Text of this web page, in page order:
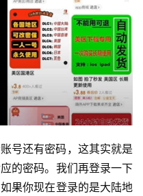
号还有密码，这其实就是
的密码。我们再登录一下
果你现在登录的是大陆地